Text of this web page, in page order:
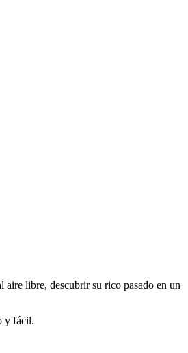
aire libre, descubrir su rico pasado en un
y fácil.